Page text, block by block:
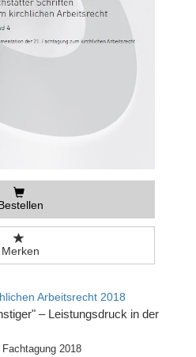
Merken
Arbeitsrecht 2018
– Leistungsdruck in der
2018